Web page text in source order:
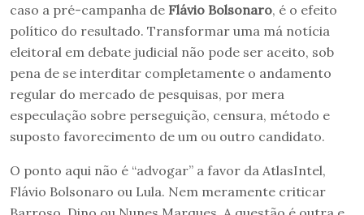
caso a pré-campanha de Flávio Bolsonaro, é o efeito
político do resultado. Transformar uma má notícia
eleitoral em debate judicial não pode ser aceito, sob
pena de se interditar completamente o andamento
regular do mercado de pesquisas, por mera
especulação sobre perseguição, censura, método e
suposto favorecimento de um ou outro candidato.
O ponto aqui não é “advogar” a favor da AtlasIntel,
Flávio Bolsonaro ou Lula. Nem meramente criticar